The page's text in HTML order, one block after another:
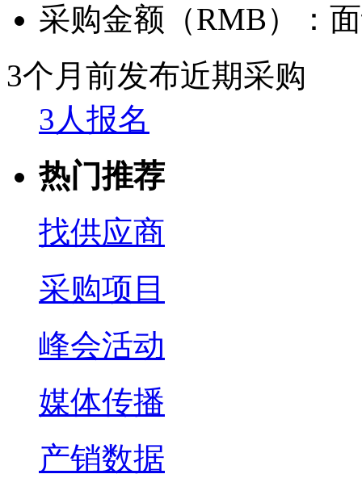
采购金额（RMB）：
3个月前发布近期采购
3人报名
热门推荐
找供应商
采购项目
峰会活动
媒体传播
产销数据